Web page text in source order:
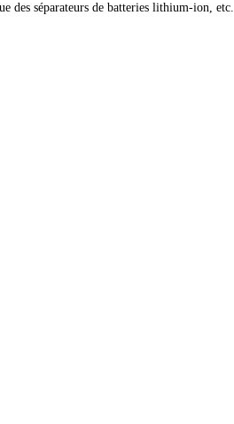
des séparateurs de batteries lithium-ion, etc.